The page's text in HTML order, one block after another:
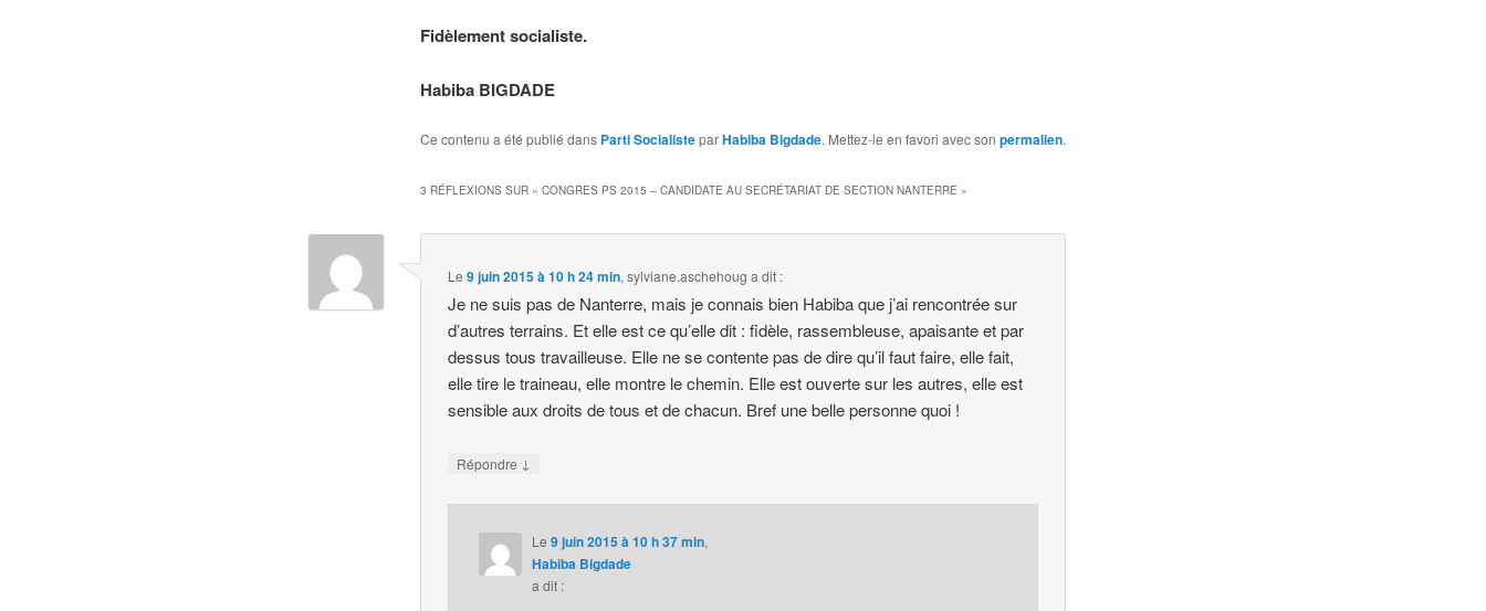
Fidèlement socialiste.
Habiba BIGDADE
Ce contenu a été publié dans Parti SocialisteparHabiba Bigdade. Mettez-le en favori avec son permalien.
3 RÉFLEXIONS SUR « CONGRES PS 2015 – CANDIDATE AU SECRÉTARIAT DE SECTION NANTERRE »
Le9 juin 2015 à 10 h 24 min,sylviane.aschehoug a dit :
Je ne suis pas de Nanterre, mais je connais bien Habiba que j’ai rencontrée sur
d’autres terrains. Et elle est ce qu’elle dit : fidèle, rassembleuse, apaisante et par
dessus tous travailleuse. Elle ne se contente pas de dire qu’il faut faire, elle fait,
elle tire le traineau, elle montre le chemin. Elle est ouverte sur les autres, elle est
sensible aux droits de tous et de chacun. Bref une belle personne quoi !
Répondre ↓
Le 9 juin 2015 à 10 h 37 min,
Habiba Bigdade
a dit :